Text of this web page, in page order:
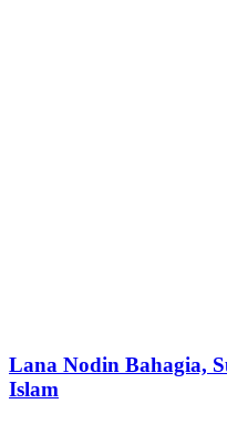
Lana Nodin Bahagia,
Islam